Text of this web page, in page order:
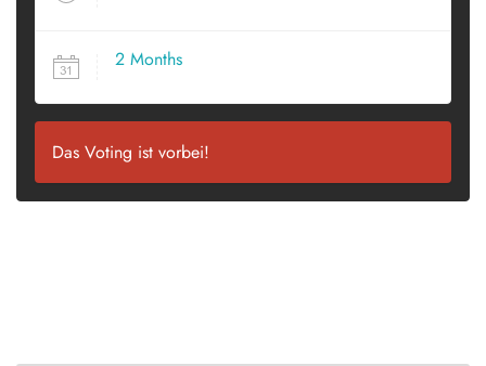
2 Months
Das Voting ist vorbei!